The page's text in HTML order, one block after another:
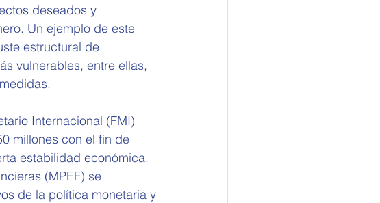
deseados y
Un ejemplo de este
estructural de
vulnerables, entre ellas,
Internacional (FMI)
millones con el fin de
estabilidad económica.
(MPEF) se
de la política monetaria y